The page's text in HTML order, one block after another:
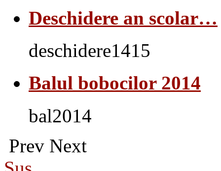
Deschidere an scolar…
deschidere1415
Balul bobocilor 2014
bal2014
Prev Next